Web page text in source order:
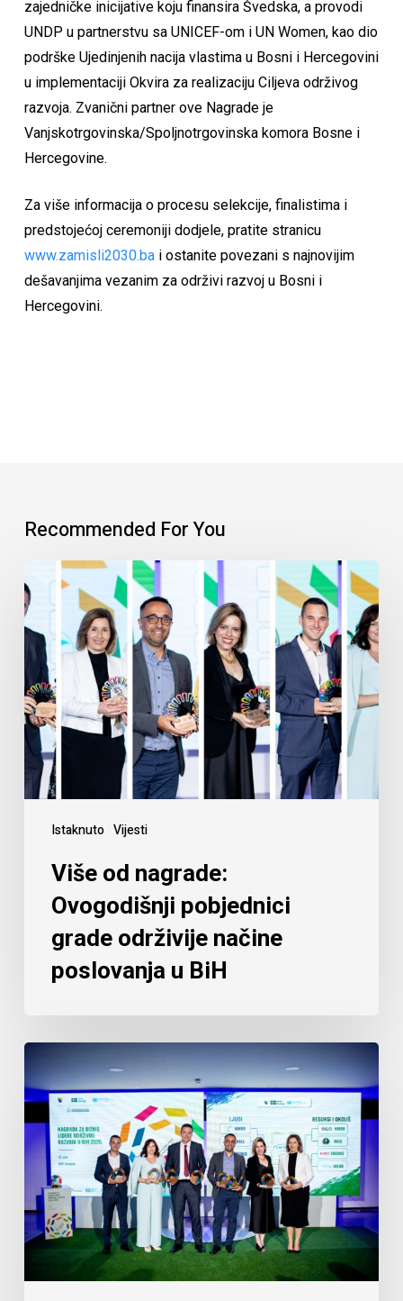
zajedničke inicijative koju finansira Švedska, a provodi
UNDP u partnerstvu sa UNICEF-om i UN Women, kao dio
podrške Ujedinjenih nacija vlastima u Bosni i Hercegovini
u implementaciji Okvira za realizaciju Ciljeva održivog
razvoja. Zvanični partner ove Nagrade je
Vanjskotrgovinska/Spoljnotrgovinska komora Bosne i
Hercegovine.
Za više informacija o procesu selekcije, finalistima i
predstojećoj ceremoniji dodjele, pratite stranicu
www.zamisli2030.bai ostanite povezani s najnovijim
dešavanjima vezanim za održivi razvoj u Bosni i
Hercegovini.
Recommended For You
Istaknuto Vijesti
Više od nagrade:
Ovogodišnji pobjednici
grade održivije načine
poslovanja u BiH